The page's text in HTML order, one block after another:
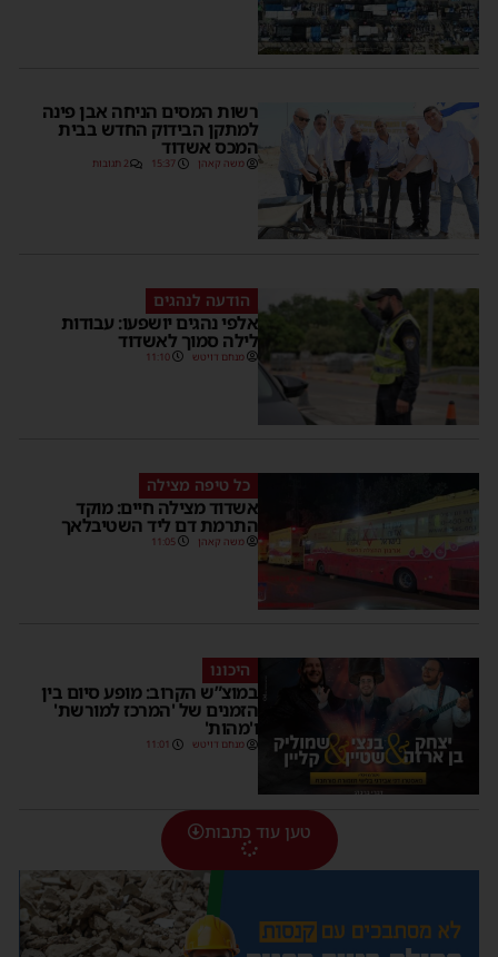
רשות המסים הניחה אבן פינה
למתקן הבידוק החדש בבית
המכס אשדוד
משה קאהן 15:37 2 תגובות
הודעה לנהגים
אלפי נהגים יושפעו: עבודות
לילה סמוך לאשדוד
מנחם דויטש 11:10
כל טיפה מצילה
אשדוד מצילה חיים: מוקד
התרמת דם ליד השטיבלאך
משה קאהן 11:05
היכונו
במוצ”ש הקרוב: מופע סיום בין
הזמנים של 'המרכז למורשת'
ו'מהות'
מנחם דויטש 11:01
טען עוד כתבות